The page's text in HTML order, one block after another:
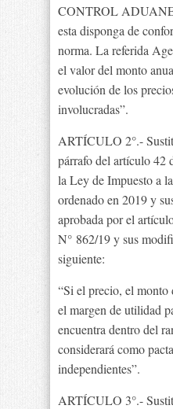
CONTROL
esta disponga de
norma. La referida
el valor del monto
evolución de los
involucradas”.
ARTÍCULO 2°.-
párrafo del artículo 42
la Ley de Impuesto a
ordenado en 2019 y
aprobada por el
N° 862/19 y sus
siguiente:
“Si el precio, el monto
el margen de utilidad
encuentra dentro del
considerará como
independientes”.
ARTÍCULO 3°.-